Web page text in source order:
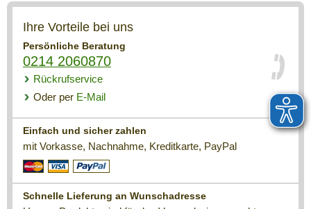
Ihre Vorteile bei uns
Persönliche Beratung
0214 2060870
Rückrufservice
Oder per E-Mail
Einfach und sicher zahlen
mit Vorkasse, Nachnahme, Kreditkarte, PayPal
Schnelle Lieferung an Wunschadresse